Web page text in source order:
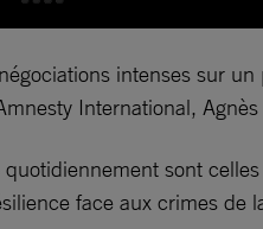
intenses sur
International,
sont
face aux crimes de